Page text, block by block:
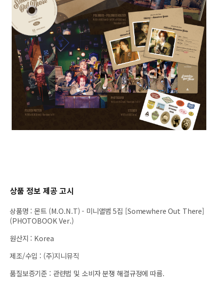
상품 정보 제공 고시
상품명 :몬트 (M.O.N.T) - 미니앨범 5집 [Somewhere Out There]
(PHOTOBOOK Ver.)
원산지 : Korea
제조/수입 : (주)지니뮤직
품질보증기준 : 관련법 및 소비자 분쟁 해결규정에 따름.